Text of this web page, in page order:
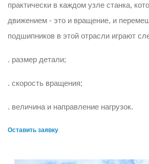
практически в каждом узле станка,
движением - это и вращение, и
подшипников в этой отрасли играют
. размер детали;
. скорость вращения;
. величина и направление нагрузок.
Оставить заявку